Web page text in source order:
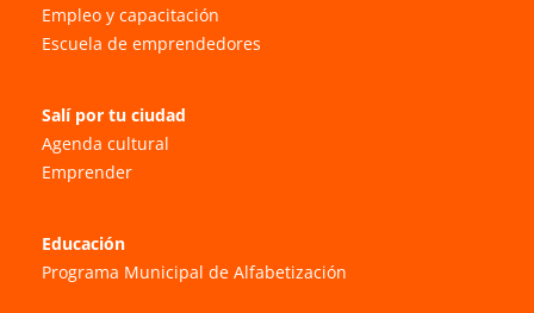
Empleo y capacitación
Escuela de emprendedores
Salí por tu ciudad
Agenda cultural
Emprender
Educación
Programa Municipal de Alfabetización